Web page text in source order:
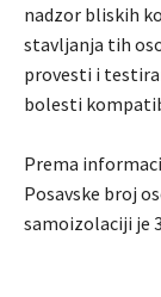
nadzor bliskih
stavljanja tih
provesti i
bolesti
Prema
Posavske broj
samoizolaciji je